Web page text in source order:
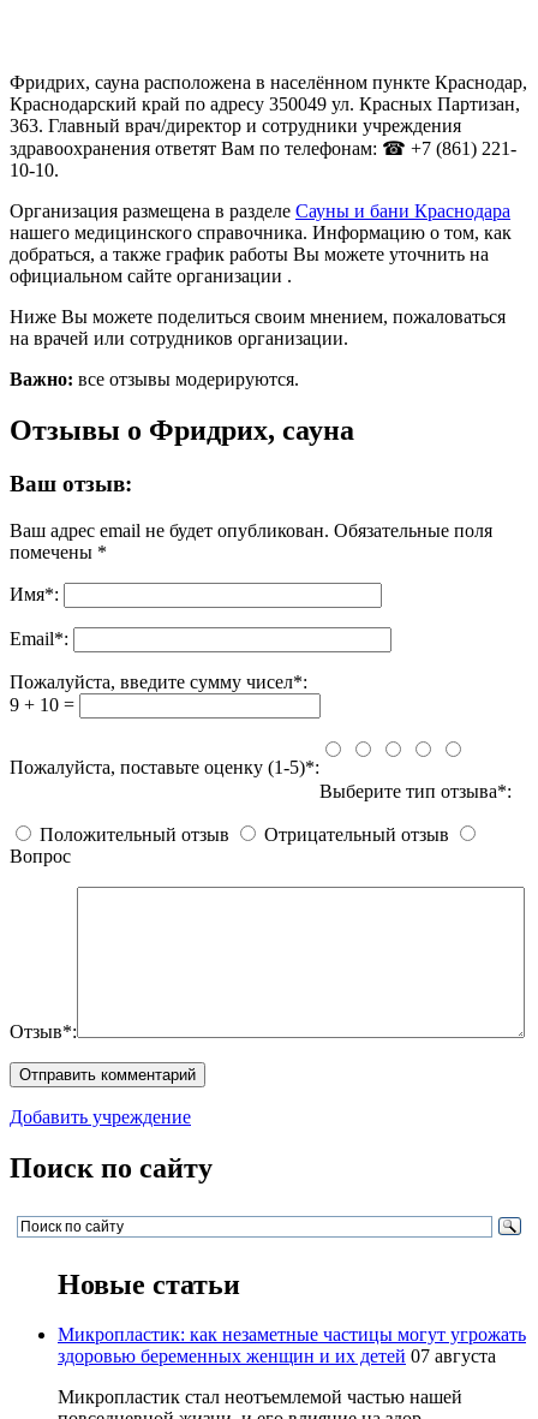
Фридрих, сауна расположена в населённом пункте Краснодар,
Краснодарский край по адресу 350049 ул. Красных Партизан,
363. Главный врач/директор и сотрудники учреждения
здравоохранения ответят Вам по телефонам: ☎ +7 (861) 221-
10-10.
Организация размещена в разделе Сауны и бани Краснодара
нашего медицинского справочника. Информацию о том, как
добраться, а также график работы Вы можете уточнить на
официальном сайте организации .
Ниже Вы можете поделиться своим мнением, пожаловаться
на врачей или сотрудников организации.
Важно: все отзывы модерируются.
Отзывы о Фридрих, сауна
Ваш отзыв:
Ваш адрес email не будет опубликован. Обязательные поля
помечены *
Имя*:
Email*:
Пожалуйста, введите сумму чисел*:
9 + 10 =
Пожалуйста, поставьте оценку (1-5)*:
Выберите тип отзыва*:
Положительный отзыв
Отрицательный отзыв
Вопрос
Отзыв*:
Добавить учреждение
Поиск по сайту
Новые статьи
Микропластик: как незаметные частицы могут угрожать
здоровью беременных женщин и их детей 07 августа
Микропластик стал неотъемлемой частью нашей